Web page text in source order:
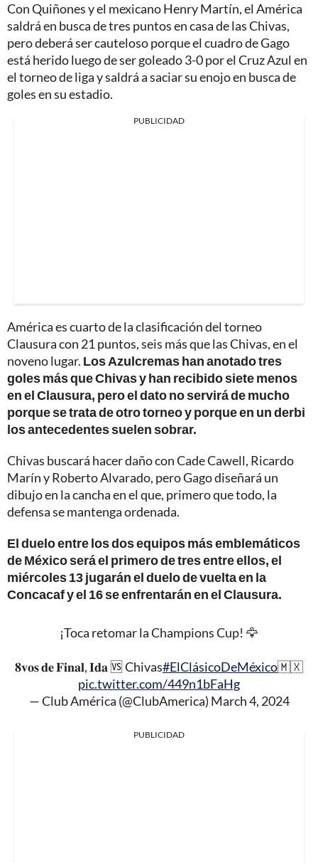
Con Quiñones y el mexicano Henry Martín, el América
saldrá en busca de tres puntos en casa de las Chivas,
pero deberá ser cauteloso porque el cuadro de Gago
está herido luego de ser goleado 3-0 por el Cruz Azul en
el torneo de liga y saldrá a saciar su enojo en busca de
goles en su estadio.
PUBLICIDAD
América es cuarto de la clasificación del torneo
Clausura con 21 puntos, seis más que las Chivas, en el
noveno lugar. Los Azulcremas han anotado tres
goles más que Chivas y han recibido siete menos
en el Clausura, pero el dato no servirá de mucho
porque se trata de otro torneo y porque en un derbi
los antecedentes suelen sobrar.
Chivas buscará hacer daño con Cade Cawell, Ricardo
Marín y Roberto Alvarado, pero Gago diseñará un
dibujo en la cancha en el que, primero que todo, la
defensa se mantenga ordenada.
El duelo entre los dos equipos más emblemáticos
de México será el primero de tres entre ellos, el
miércoles 13 jugarán el duelo de vuelta en la
Concacaf y el 16 se enfrentarán en el Clausura.
¡Toca retomar la Champions Cup! 🦅
𝟖𝐯𝐨𝐬 𝐝𝐞 𝐅𝐢𝐧𝐚𝐥, 𝐈𝐝𝐚 🆚 Chivas#ElClásicoDeMéxico🇲🇽
pic.twitter.com/449n1bFaHg
— Club América (@ClubAmerica) March 4, 2024
PUBLICIDAD